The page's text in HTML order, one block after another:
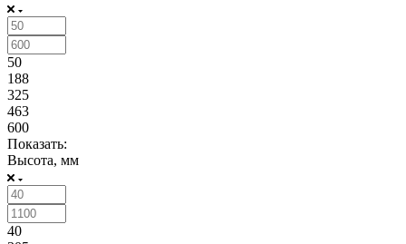
50
188
325
463
600
Показать:
Высота, мм
40